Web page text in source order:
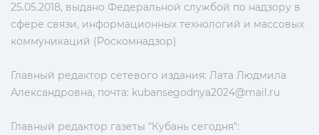
25.05.2018, выдано Федеральной службой по надзору в
сфере связи, информационных технологий и массовых
коммуникаций (Роскомнадзор)
Главный редактор сетевого издания: Лата Людмила
Александровна, почта: kubansegodnya2024@mail.ru
Главный редактор газеты "Кубань сегодня":